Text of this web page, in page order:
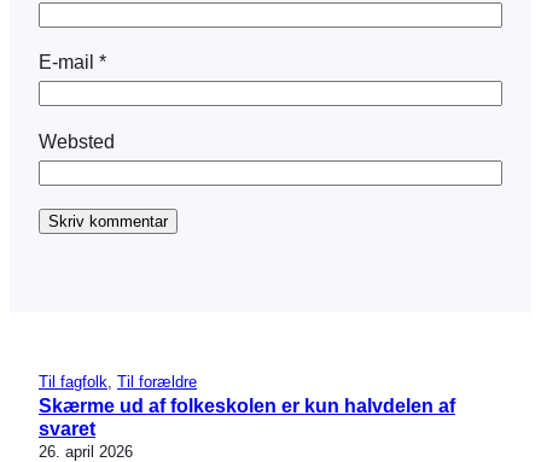
E-mail *
Websted
Til fagfolk Til forældre
Skærme ud af folkeskolen er kun halvdelen af
svaret
26. april 2026